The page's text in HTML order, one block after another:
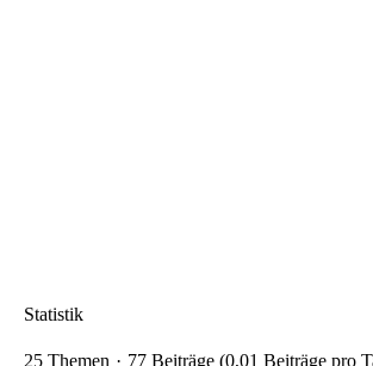
Statistik
25 Themen 77 Beiträge (0,01 Beiträge pro